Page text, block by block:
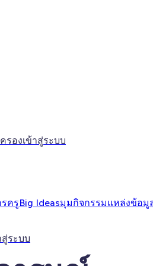
รองเข้าสู่ระบบ
ครูBig Ideasมุมกิจกรรมแหล่งข้อมู
ระบบ